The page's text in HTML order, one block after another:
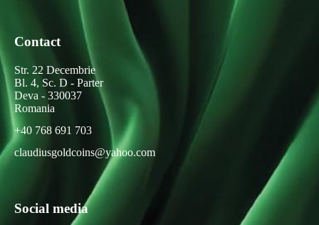
Contact
Str. 22 Decembrie
Bl. 4, Sc. D - Parter
Deva - 330037
Romania
+40 768 691 703
claudiusgoldcoins@yahoo.com
Social media